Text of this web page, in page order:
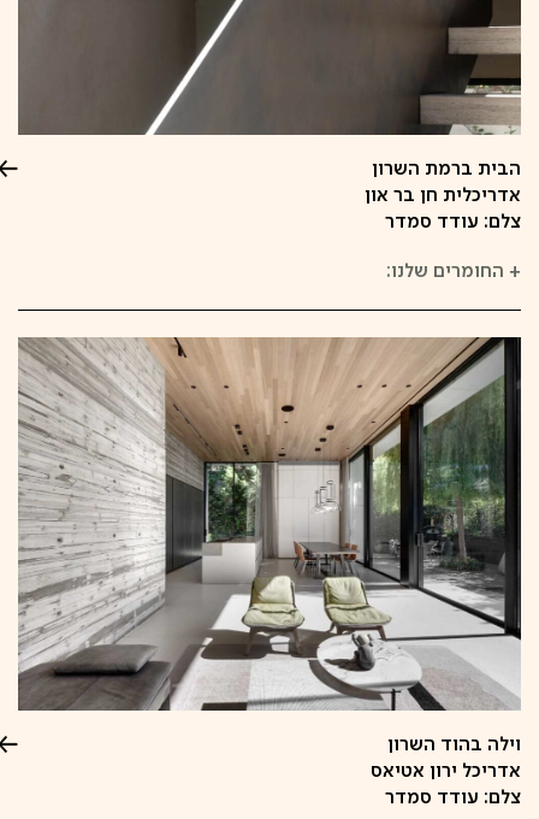
הבית ברמת השרון
אדריכלית חן בר און
צלם: עודד סמדר
+ החומרים שלנו:
וילה בהוד השרון
אדריכל ירון אטיאס
צלם: עודד סמדר